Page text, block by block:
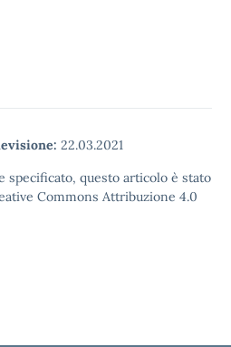
22.03.2021
specificato, questo articolo è stato
Commons Attribuzione 4.0